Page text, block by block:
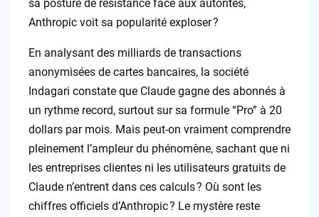
sa posture de résistance face aux autorités,
Anthropic voit sa popularité exploser ?
En analysant des milliards de transactions
anonymisées de cartes bancaires, la société
Indagari constate que Claude gagne des abonnés à
un rythme record, surtout sur sa formule “Pro” à 20
dollars par mois. Mais peut-on vraiment comprendre
pleinement l’ampleur du phénomène, sachant que ni
les entreprises clientes ni les utilisateurs gratuits de
Claude n’entrent dans ces calculs ? Où sont les
chiffres officiels d’Anthropic ? Le mystère reste